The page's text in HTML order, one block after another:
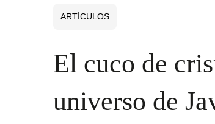
ARTÍCULOS
El cuco de
universo de